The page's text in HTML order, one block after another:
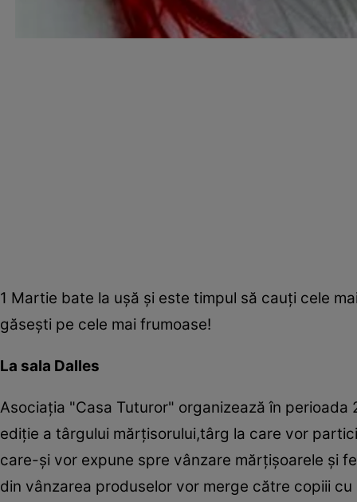
1 Martie bate la uşă şi este timpul să cauţi cele
găseşti pe cele mai frumoase!
La sala Dalles
Asociaţia "Casa Tuturor" organizează în
ediţie a târgului mărţisorului,târg la care vor
care-şi vor expune spre vânzare mărţişoarele şi
din vânzarea produselor vor merge către copiii